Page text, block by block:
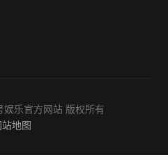
乐官方网站 版权所有
站地图